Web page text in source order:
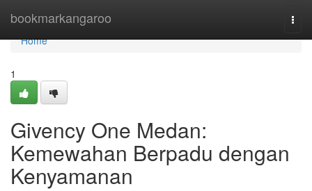
bookmarkangaroo
Home
Home
1
Givency One Medan:
Kemewahan Berpadu dengan
Kenyamanan